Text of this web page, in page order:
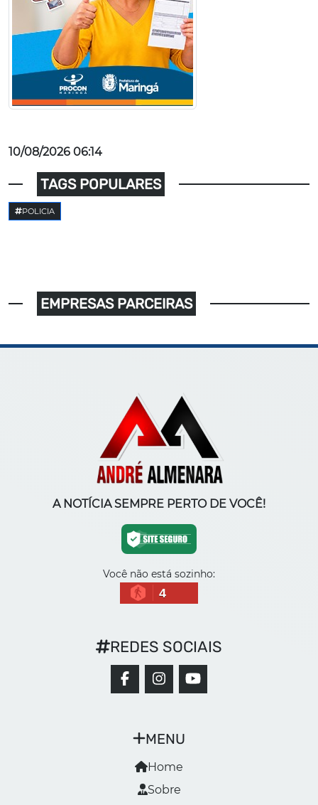
10/08/2026 06:14
TAGS POPULARES
POLICIA
EMPRESAS PARCEIRAS
A NOTÍCIA SEMPRE PERTO DE VOCÊ!
Você não está sozinho:
4
MENU
Home
Sobre
REDES SOCIAIS